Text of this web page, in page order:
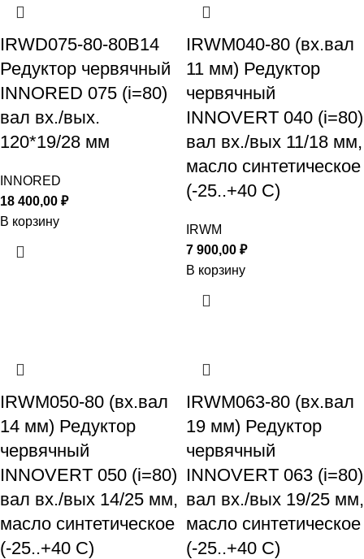
IRWD075-80-80B14
Редуктор червячный
INNORED 075 (i=80)
вал вх./вых.
120*19/28 мм
INNORED
18 400,00 ₽
В корзину
IRWM040-80 (вх.вал
11 мм) Редуктор
червячный
INNOVERT 040 (i=80)
вал вх./вых 11/18 мм,
масло синтетическое
(-25..+40 С)
IRWM
7 900,00 ₽
В корзину
IRWM050-80 (вх.вал
14 мм) Редуктор
червячный
INNOVERT 050 (i=80)
вал вх./вых 14/25 мм,
масло синтетическое
(-25..+40 С)
IRWM063-80 (вх.вал
19 мм) Редуктор
червячный
INNOVERT 063 (i=80)
вал вх./вых 19/25 мм,
масло синтетическое
(-25..+40 С)